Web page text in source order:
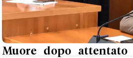
Muore dopo attentato